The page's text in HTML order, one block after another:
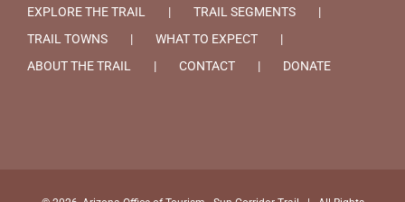
EXPLORE THE TRAIL
TRAIL SEGMENTS
TRAIL TOWNS
WHAT TO EXPECT
ABOUT THE TRAIL
CONTACT DONATE